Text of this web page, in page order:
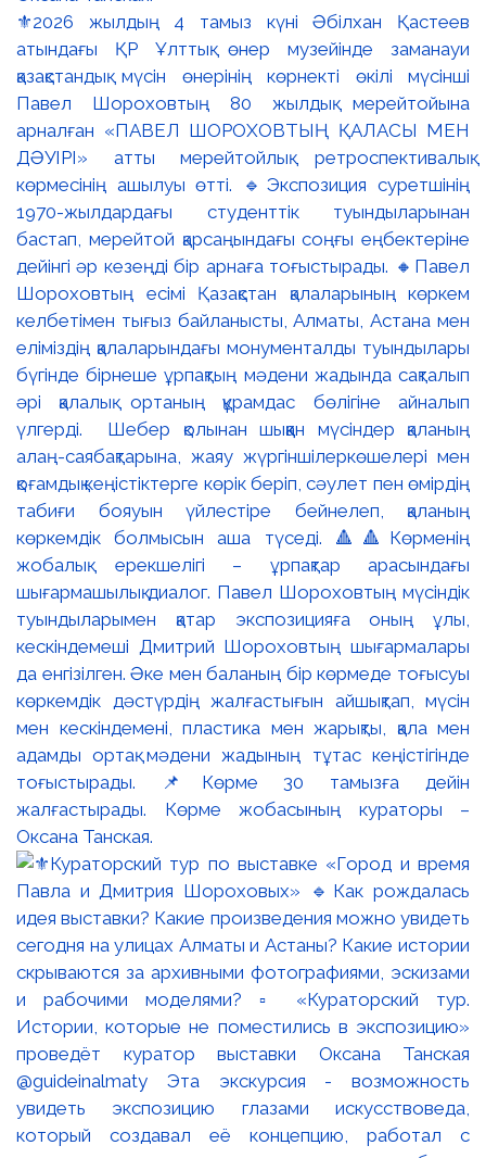
⚜️2026 жылдың 4 тамыз күні Әбілхан Қастеев
атындағы ҚР Ұлттық өнер музейінде заманауи
қазақстандық мүсін өнерінің көрнекті өкілі мүсінші
Павел Шороховтың 80 жылдық мерейтойына
арналған «ПАВЕЛ ШОРОХОВТЫҢ ҚАЛАСЫ МЕН
ДӘУІРІ» атты мерейтойлық ретроспективалық
көрмесінің ашылуы өтті. 🔹Экспозиция суретшінің
1970-жылдардағы студенттік туындыларынан
бастап, мерейтой қарсаңындағы соңғы еңбектеріне
дейінгі әр кезеңді бір арнаға тоғыстырады. 🔸Павел
Шороховтың есімі Қазақстан қалаларының көркем
келбетімен тығыз байланысты, Алматы, Астана мен
еліміздің қалаларындағы монументалды туындылары
бүгінде бірнеше ұрпақтың мәдени жадында сақталып
әрі қалалық ортаның құрамдас бөлігіне айналып
үлгерді. Шебер қолынан шыққан мүсіндер қаланың
алаң-саябақтарына, жаяу жүргіншілеркөшелері мен
қоғамдық кеңістіктерге көрік беріп, сәулет пен өмірдің
табиғи бояуын үйлестіре бейнелеп, қаланың
көркемдік болмысын аша түседі. 🔺🔺Көрменің
жобалық ерекшелігі – ұрпақтар арасындағы
шығармашылық диалог. Павел Шороховтың мүсіндік
туындыларымен қатар экспозицияға оның ұлы,
кескіндемеші Дмитрий Шороховтың шығармалары
да енгізілген. Әке мен баланың бір көрмеде тоғысуы
көркемдік дәстүрдің жалғастығын айшықтап, мүсін
мен кескіндемені, пластика мен жарықты, қала мен
адамды ортақ мәдени жадының тұтас кеңістігінде
тоғыстырады. 📌Көрме 30 тамызға дейін
жалғастырады. Көрме жобасының кураторы –
Оксана Танская.